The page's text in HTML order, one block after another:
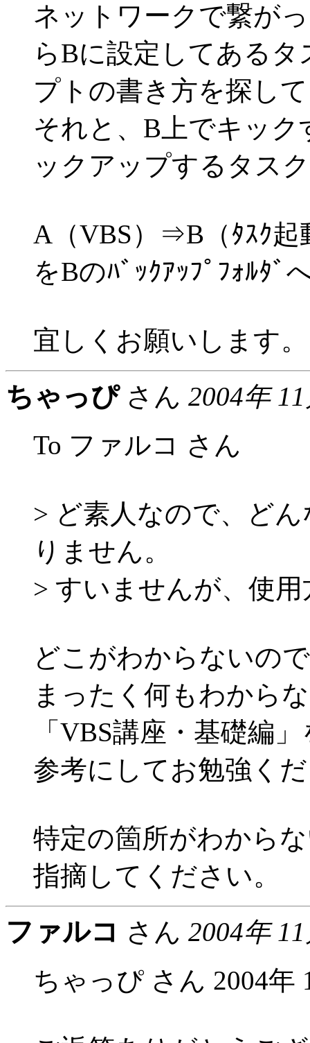
ネットワークで繋が
らBに設定してある
プトの書き方を探し
それと、B上でキッ
ックアップするタス
A（VBS）⇒B（ﾀｽｸ
をBのﾊﾞｯｸｱｯﾌﾟﾌｫﾙﾀﾞ
宜しくお願いします。
ちゃっぴさん 2004年
To ファルコ さん
> ど素人なので、ど
りません。
> すいませんが、使
どこがわからないの
まったく何もわから
「VBS講座・基礎編」
参考にしてお勉強く
特定の箇所がわから
指摘してください。
ファルコ さん 2004年
ちゃっぴ さん 2004年